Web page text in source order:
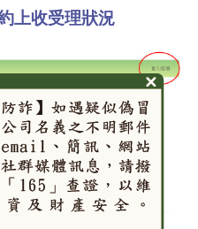
上收受理狀況